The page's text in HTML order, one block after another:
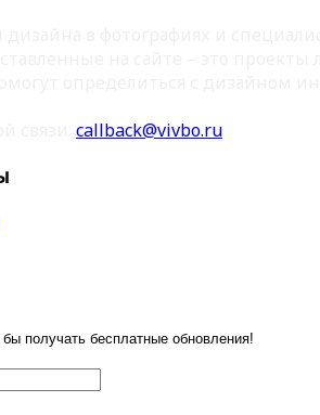
callback@vivbo.ru
получать бесплатные обновления!